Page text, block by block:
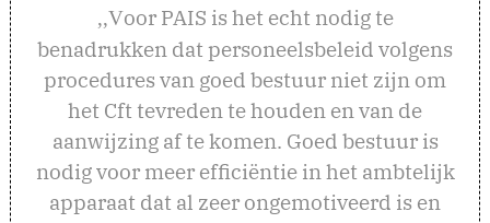
,,Voor PAIS is het echt nodig te
benadrukken dat personeelsbeleid volgens
procedures van goed bestuur niet zijn om
het Cft tevreden te houden en van de
aanwijzing af te komen. Goed bestuur is
nodig voor meer efficiëntie in het ambtelijk
apparaat dat al zeer ongemotiveerd is en